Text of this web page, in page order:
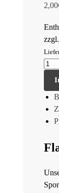
2,00
zzgl.